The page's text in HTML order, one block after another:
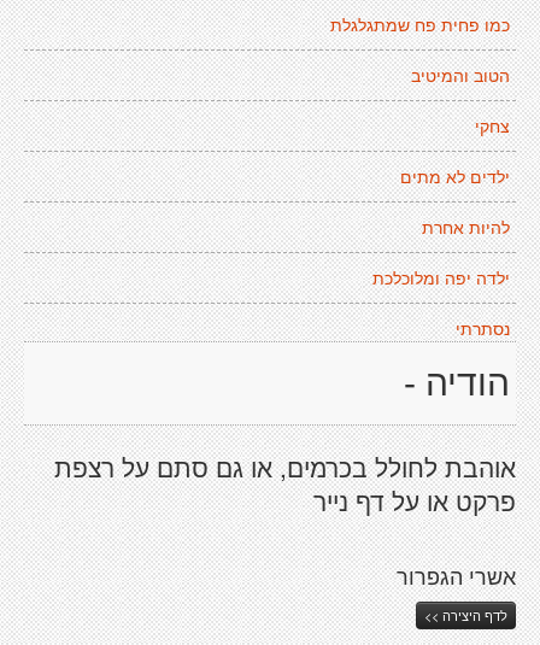
כמו פחית פח שמתגלגלת
הטוב והמיטיב
צחקי
ילדים לא מתים
להיות אחרת
ילדה יפה ומלוכלכת
נסתרתי
הודיה -
אוהבת לחולל בכרמים, או גם סתם על רצפת
פרקט או על דף נייר
אשרי הגפרור
לדף היצירה >>